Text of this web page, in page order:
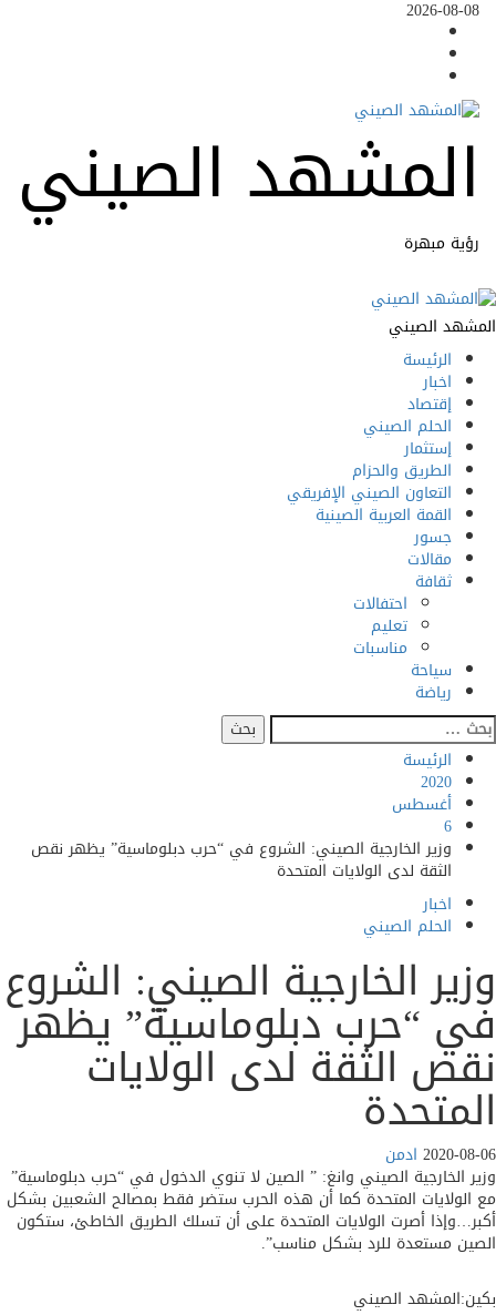
2026-
Facebook
Twitter
Youtube
الصيني
مبهرة
الصيني
الرئيسة
اخبار
إقتصاد
الحلم الصيني
إستثمار
الطريق والحزام
التعاون الصيني الإفريقي
القمة العربية الصينية
جسور
مقالات
ثقافة
احتفالات
تعليم
مناسبات
سياحة
رياضة
الرئيسة
2020
أغسطس
وزير الخارجية الصيني: الشروع في “حرب دبلوماسية” يظهر نقص
الثقة لدى الولايات المتحدة
اخبار
الحلم الصيني
الخارجية الصيني: الشروع
“حرب دبلوماسية” يظهر
الثقة لدى الولايات
ادمن
الصيني وانغ: ” الصين لا تنوي الدخول في “حرب دبلوماسية”
المتحدة كما أن هذه الحرب ستضر فقط بمصالح الشعبين بشكل
أصرت الولايات المتحدة على أن تسلك الطريق الخاطئ، ستكون
مستعدة للرد بشكل مناسب”.
الصيني